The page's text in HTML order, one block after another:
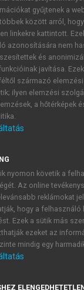
hozzáférés
a MeRSZ
az Akadémiai Kiadó
gyűjtenek a
között arról,
linkekre kattintott.
azonosítására nem
és
javítása.
származó
ilyen elemzési
a hőtérképek
nyomon követik a
Az online
reklámokat
hogy a felhasználó
Ezek a sütik más
ezeket az
mindig egy